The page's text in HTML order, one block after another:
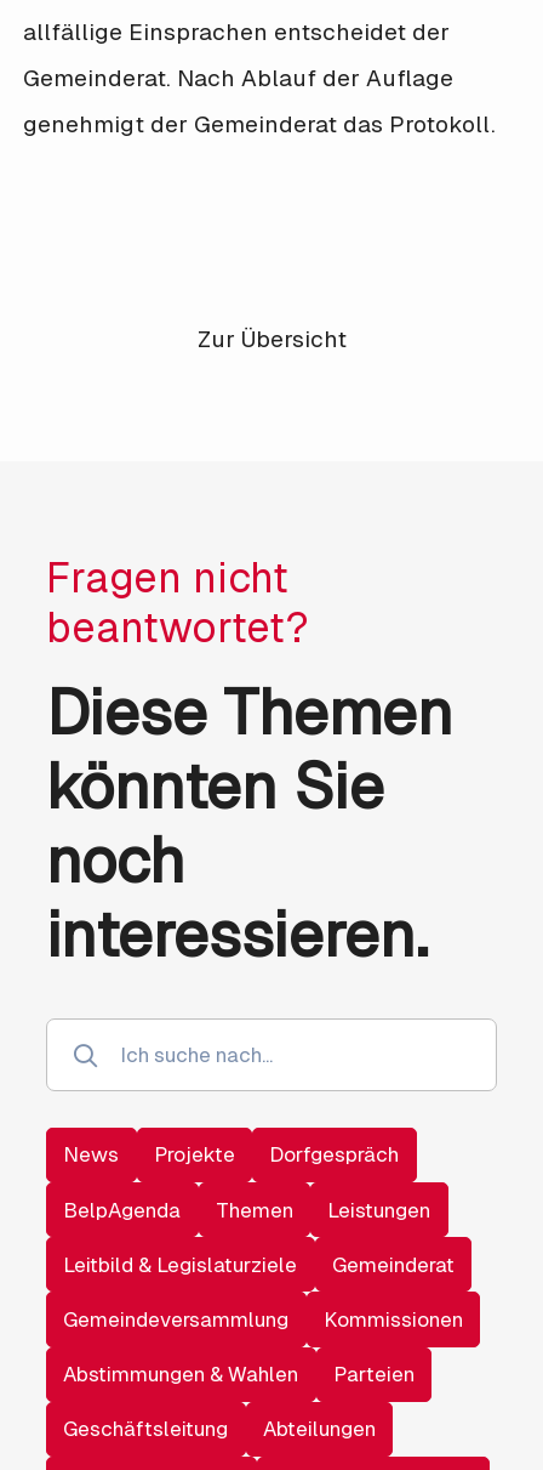
allfällige Einsprachen entscheidet der
Gemeinderat. Nach Ablauf der Auflage
genehmigt der Gemeinderat das Protokoll.
Vorheriger ArtikelZur ÜbersichtNächster Artikel
Fragen nicht
beantwortet?
Diese Themen
könnten Sie
noch
interessieren.
News Projekte Dorfgespräch
BelpAgenda Themen Leistungen
Leitbild & Legislaturziele Gemeinderat
Gemeindeversammlung Kommissionen
Abstimmungen & Wahlen Parteien
Geschäftsleitung Abteilungen